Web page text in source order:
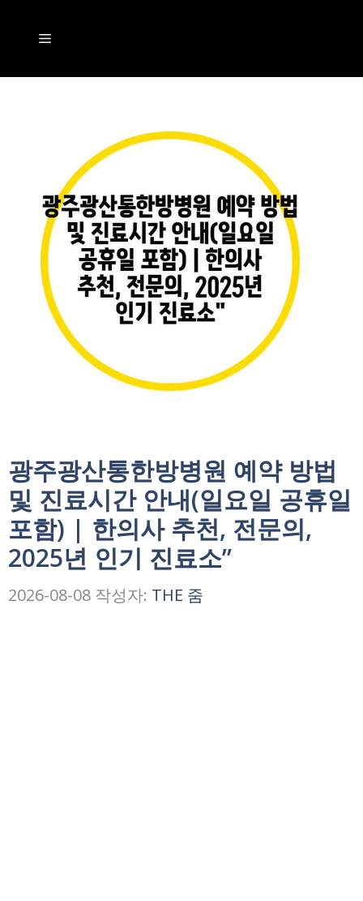
메
뉴
광주광산통한방병원 예약 방법
및 진료시간 안내(일요일 공휴일
포함) | 한의사 추천, 전문의,
2025년 인기 진료소”
2026-08-08 작성자: THE 줌